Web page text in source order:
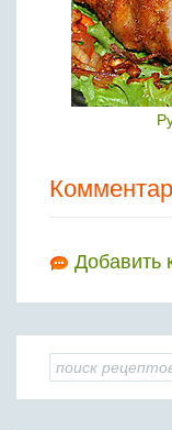
Добавить